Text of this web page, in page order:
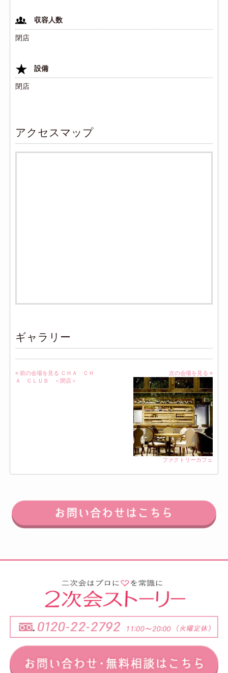
収容人数
閉店
設備
閉店
アクセスマップ
ギャラリー
« 前の会場を見る ＣＨＡ ＣＨ
Ａ ＣＬＵＢ ＜閉店＞
次の会場を見る »
ファクトリーカフェ